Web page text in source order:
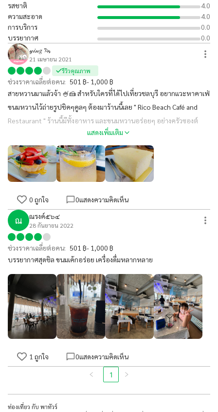
รสชาติ
4.0
ความสะอาด
4.0
การบริการ
0.0
บรรยากาศ
0.0
𝓎𝒾𝓃𝑔 🦦
21 เมษายน 2021
รีวิวคุณภาพ
ช่วงราคาเฉลี่ยต่อคน: 501 ฿- 1,000 ฿
สายหวานมาแล้วจ้า 🍧🍰 สำหรับใครที่ได้ไปเที่ยวชลบุรี อยากแวะหาคาเฟ่
ขนมหวานไว้ถ่ายรูปชิคๆคูลๆ ต้องมาร้านนี้เลย " Rico Beach Café and
Restaurant " ร้านนี้มีทั้งอาหาร และขนมหวานอร่อยๆ อย่างครัวซองต์
ขนมเค้ก หรือเครื่องดื่ม บอกเลยว่าอร่อยทุกเมนู อีกอย่างมีมุมไว้ให้ถ่ายรูป
สวยๆหลายมุม ไว้อัพลงโซเชียลด้วยน้า~ #ร้านนี้พี่แหม่มมี่แนะนำ
แสดงเพิ่มเติม
0 ถูกใจ 0แสดงความคิดเห็น
ณ ณรงค์๕๖๔
28 กันยายน 2022
ช่วงราคาเฉลี่ยต่อคน: 501 ฿- 1,000 ฿
บรรยากาศสุดชิล ขนมเค้กอร่อย เครื่องดื่มหลากหลาย
1 ถูกใจ 0แสดงความคิดเห็น
1
ท่องเที่ยว กับ พาทัวร์